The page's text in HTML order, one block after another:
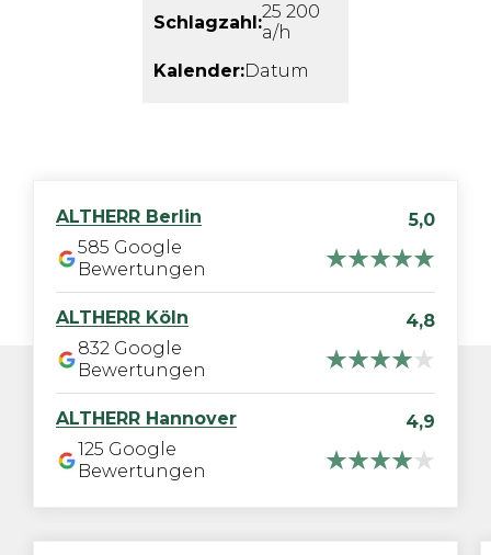
Schlagzahl:25 200
a/h
Kalender:Datum
ALTHERR Berlin
5,0
585 Google
Bewertungen
ALTHERR Köln
4,8
832 Google
Bewertungen
ALTHERR Hannover
4,9
125 Google
Bewertungen